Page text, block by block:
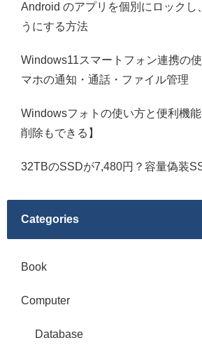
Android のアプリを個別にロックし
うにする方法
Windows11スマートフォン連携の
マホの通知・通話・ファイル管理
Windowsフォトの使い方と便利機
削除もできる】
32TBのSSDが7,480円？容量偽装
Categories
Book
Computer
Database